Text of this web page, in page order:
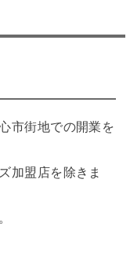
市街地での開業を
加盟店を除きま